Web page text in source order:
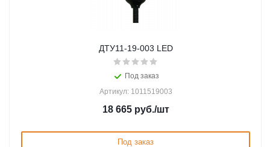
ДТУ11-19-003 LED
Под заказ
Артикул: 1011519003
18 665руб./шт
Под заказ